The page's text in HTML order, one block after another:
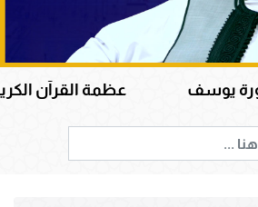
عظمة القرآن الكريم في